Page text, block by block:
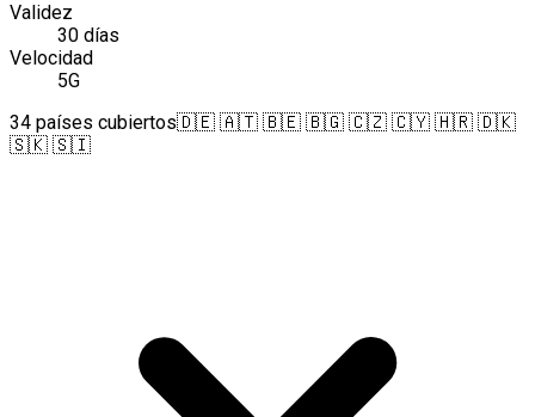
Validez
30 días
Velocidad
5G
34 países cubiertos🇩🇪 🇦🇹 🇧🇪 🇧🇬 🇨🇿 🇨🇾 🇭🇷 🇩🇰
🇸🇰 🇸🇮